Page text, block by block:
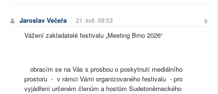
Jaroslav Večeřa 21. kvě. 09:53 0
Vážení zakladatelé festivalu „Meeting Brno 2026“
obracím se na Vás s prosbou o poskytnutí mediálního
prostoru - v rámci Vámi organizovaného festivalu - pro
vyjádření určeném členům a hostům Sudetoněmeckého